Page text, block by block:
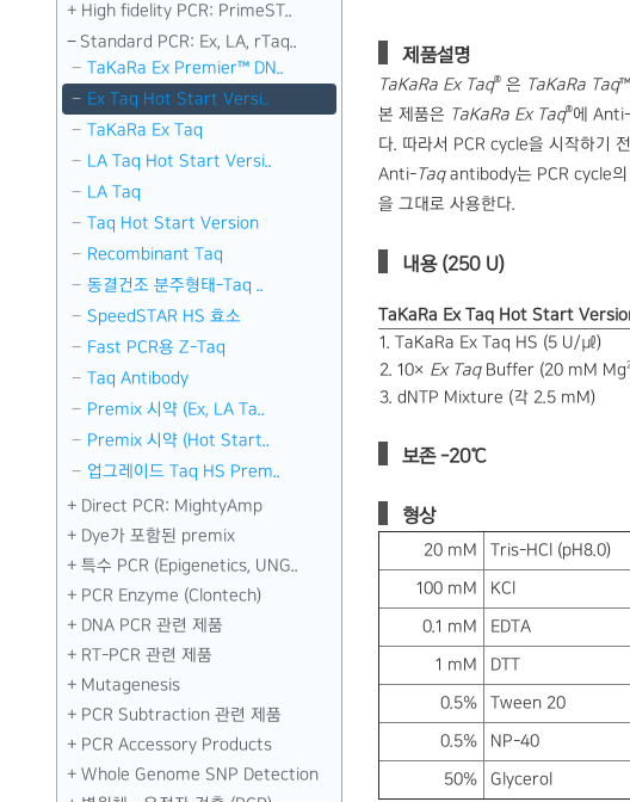
High fidelity PCR: PrimeST..
Standard PCR: Ex, LA, rTaq..
TaKaRa Ex Premier™ DN..
Ex Taq Hot Start Versi..
TaKaRa Ex Taq
LA Taq Hot Start Versi..
LA Taq
Taq Hot Start Version
Recombinant Taq
동결건조 분주형태-Taq ..
SpeedSTAR HS 효소
Fast PCR용 Z-Taq
Taq Antibody
Premix 시약 (Ex, LA Ta..
Premix 시약 (Hot Start..
업그레이드 Taq HS Prem..
Direct PCR: MightyAmp
Dye가 포함된 premix
특수 PCR (Epigenetics, UNG..
PCR Enzyme (Clontech)
DNA PCR 관련 제품
RT-PCR 관련 제품
Mutagenesis
PCR Subtraction 관련 제품
PCR Accessory Products
Whole Genome SNP Detection
제품설명
TaKaRa Ex Taq® 은 TaKaRa Taq
본 제품은 TaKaRa Ex Taq®에 Anti-
다. 따라서 PCR cycle을 시작하기
Anti-Taqantibody는 PCR cycle
을 그대로 사용한다.
내용 (250 U)
TaKaRa Ex Taq Hot Start
1. TaKaRa Ex Taq HS (5 U/㎕)
2. 10× Ex TaqBuffer (20 mM Mg
3. dNTP Mixture (각 2.5 mM)
보존 -20℃
형상
20 mM
Tris-HCl (pH8.0)
100 mM
KCl
0.1 mM
EDTA
1 mM
DTT
0.5%
Tween 20
0.5%
NP-40
50%
Glycerol